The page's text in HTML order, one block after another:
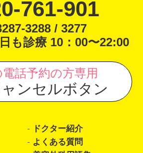
761-901
3288 / 3277
も診療 10：00〜22:00
話予約の方専用
ンセルボタン
ドクター紹介
よくある質問